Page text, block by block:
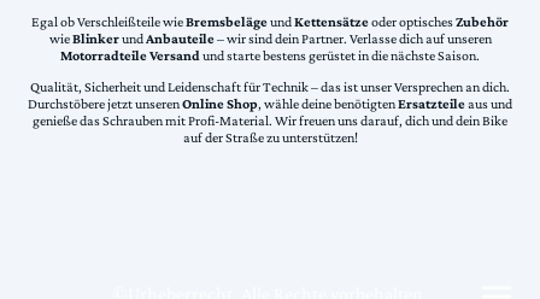
Egal ob Verschleißteile wieBremsbelägeundKettensätzeoder optischesZubehör
wieBlinkerundAnbauteile– wir sind dein Partner. Verlasse dich auf unseren
Motorradteile Versand und starte bestens gerüstet in die nächste Saison.
Qualität, Sicherheit und Leidenschaft für Technik – das ist unser Versprechen an dich.
Durchstöbere jetzt unserenOnline Shop, wähle deine benötigtenErsatzteileaus und
genieße das Schrauben mit Profi-Material. Wir freuen uns darauf, dich und dein Bike
auf der Straße zu unterstützen!